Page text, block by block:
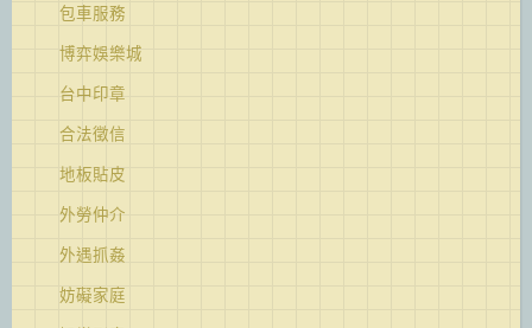
包車服務
博弈娛樂城
台中印章
合法徵信
地板貼皮
外勞仲介
外遇抓姦
妨礙家庭